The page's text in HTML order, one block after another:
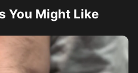
You Might Like